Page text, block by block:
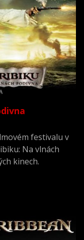
festivalu v
Na vlnách
kinech.